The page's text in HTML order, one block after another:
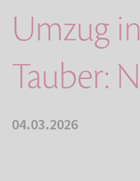
Umzug
Tauber:
04.03.2026